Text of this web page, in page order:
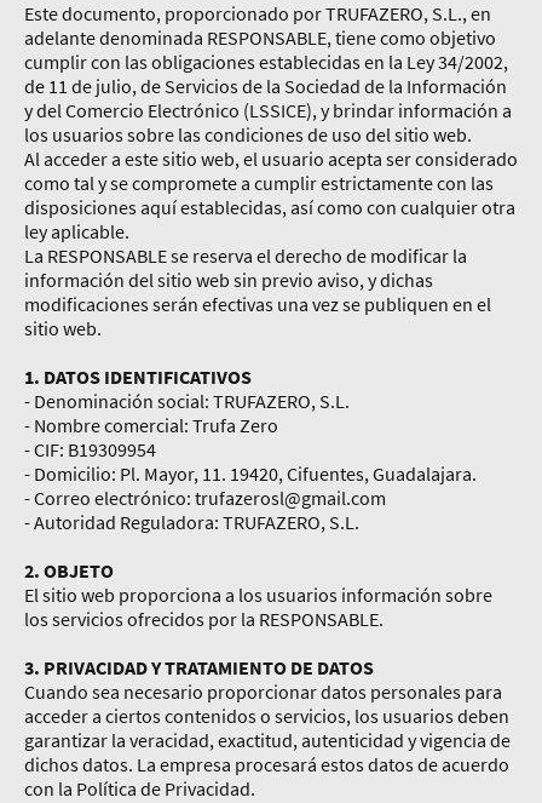
Este documento, proporcionado por TRUFAZERO, S.L., en
adelante denominada RESPONSABLE, tiene como objetivo
cumplir con las obligaciones establecidas en la Ley 34/2002,
de 11 de julio, de Servicios de la Sociedad de la Información
y del Comercio Electrónico (LSSICE), y brindar información a
los usuarios sobre las condiciones de uso del sitio web.
Al acceder a este sitio web, el usuario acepta ser considerado
como tal y se compromete a cumplir estrictamente con las
disposiciones aquí establecidas, así como con cualquier otra
ley aplicable.
La RESPONSABLE se reserva el derecho de modificar la
información del sitio web sin previo aviso, y dichas
modificaciones serán efectivas una vez se publiquen en el
sitio web.
1. DATOS IDENTIFICATIVOS
- Denominación social: TRUFAZERO, S.L.
- Nombre comercial: Trufa Zero
- CIF: B19309954
- Domicilio: Pl. Mayor, 11. 19420, Cifuentes, Guadalajara.
- Correo electrónico: trufazerosl@gmail.com
- Autoridad Reguladora: TRUFAZERO, S.L.
2. OBJETO
El sitio web proporciona a los usuarios información sobre
los servicios ofrecidos por la RESPONSABLE.
3. PRIVACIDAD Y TRATAMIENTO DE DATOS
Cuando sea necesario proporcionar datos personales para
acceder a ciertos contenidos o servicios, los usuarios deben
garantizar la veracidad, exactitud, autenticidad y vigencia de
dichos datos. La empresa procesará estos datos de acuerdo
con la Política de Privacidad.